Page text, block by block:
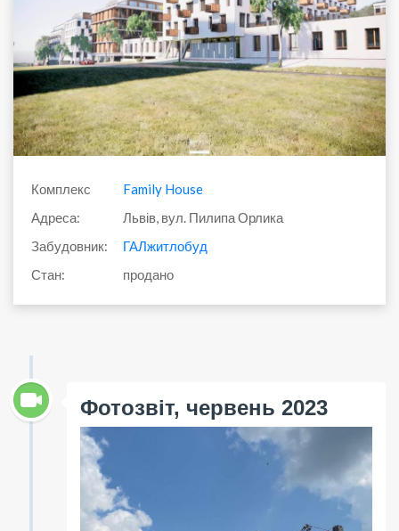
Комплекс
Family House
Адреса:
Львів, вул. Пилипа Орлика
Забудовник:
ГАЛжитлобуд
Стан:
продано
Фотозвіт, червень 2023